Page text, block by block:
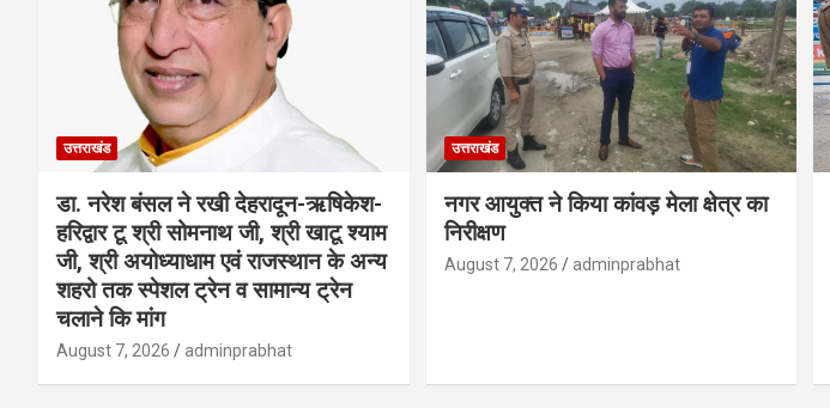
उत्तराखंड
डा. नरेश बंसल ने रखी देहरादून-ऋषिकेश-
हरिद्वार टू श्री सोमनाथ जी, श्री खाटू श्याम
जी, श्री अयोध्याधाम एवं राजस्थान के अन्य
शहरो तक स्पेशल ट्रेन व सामान्य ट्रेन
चलाने कि मांग
August 7, 2026 adminprabhat
उत्तराखंड
नगर आयुक्त ने किया कांवड़ मेला क्षेत्र का
निरीक्षण
August 7, 2026 adminprabhat